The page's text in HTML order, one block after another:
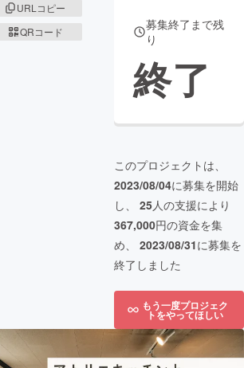
URLコピー
QRコード
募集終了まで残
り
終了
このプロジェクトは、
2023/08/04に募集を開始
し、 25人の支援により
367,000円の資金を集
め、 2023/08/31に募集を
終了しました
もう一度プロジェク
トをやってほしい